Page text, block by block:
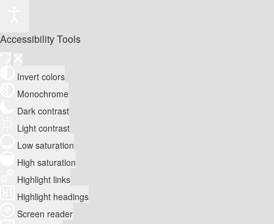
Accessibility Tools
Invert colors
Monochrome
Dark contrast
Light contrast
Low saturation
High saturation
Highlight links
Highlight headings
Screen reader